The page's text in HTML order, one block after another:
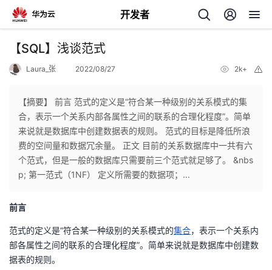
开发者
返
个
人
主
页
我
的
开
发
【SQL】浅谈范式
Laura_张 2022/08/27 2k+
【摘要】 前言 范式的定义是“符合某一种级别的关系模式的集
合，表示一个关系内部各属性之间的联系的合理化程度”。简单
来说就是数据库中创建数据表的规则。 范式的目标是降低所浪
费的空间量和数据冗余量。 正文 目前的关系数据库中一共有六
个范式，但是一般的数据库只需要前三个范式就足够了。 &nbs
p; 第一范式（1NF） 定义所需要的数据项；...
前言
范式的定义是“符合某一种级别的关系模式的集合，表示一个关系内
部各属性之间的联系的合理化程度”。简单来说就是数据库中创建数
据表的规则。